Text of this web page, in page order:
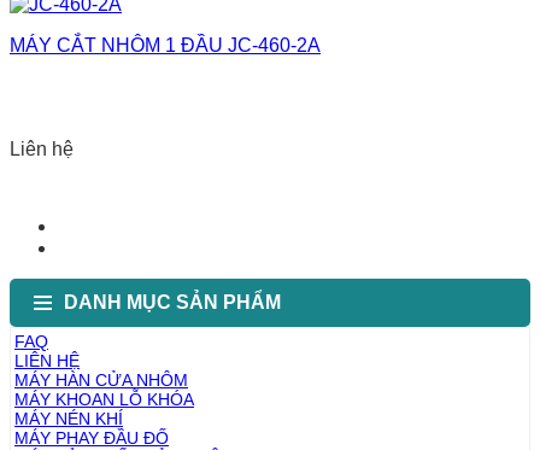
MÁY CẮT NHÔM 1 ĐẦU JC-460-2A
Liên hệ
DANH MỤC SẢN PHẨM
FAQ
LIÊN HỆ
MÁY HÀN CỬA NHÔM
MÁY KHOAN LỖ KHÓA
MÁY NÉN KHÍ
MÁY PHAY ĐẦU ĐỐ